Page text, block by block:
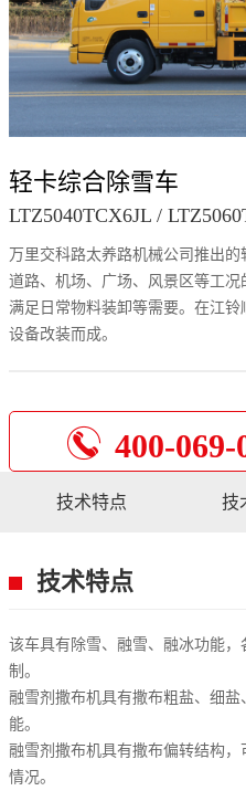
轻卡综合除雪车
LTZ5040TCX6JL /
万里交科路太养路机械公司推出
道路、机场、广场、风景区等工况
满足日常物料装卸等需要。在江
设备改装而成。
 400-069-
技术特点 技
技术特点
该车具有除雪、融雪、融冰功能
制。
融雪剂撒布机具有撒布粗盐、细
能。
融雪剂撒布机具有撒布偏转结构
情况。